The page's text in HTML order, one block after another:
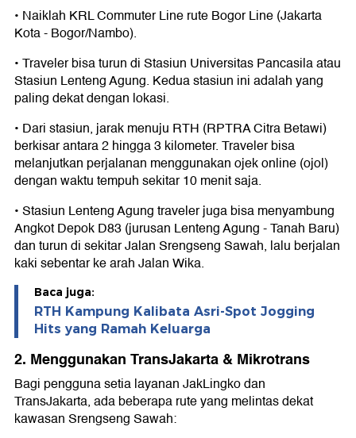
• Naiklah KRL Commuter Line rute Bogor Line (Jakarta
Kota - Bogor/Nambo).
• Traveler bisa turun di Stasiun Universitas Pancasila atau
Stasiun Lenteng Agung. Kedua stasiun ini adalah yang
paling dekat dengan lokasi.
• Dari stasiun, jarak menuju RTH (RPTRA Citra Betawi)
berkisar antara 2 hingga 3 kilometer. Traveler bisa
melanjutkan perjalanan menggunakan ojek online (ojol)
dengan waktu tempuh sekitar 10 menit saja.
• Stasiun Lenteng Agung traveler juga bisa menyambung
Angkot Depok D83 (jurusan Lenteng Agung - Tanah Baru)
dan turun di sekitar Jalan Srengseng Sawah, lalu berjalan
kaki sebentar ke arah Jalan Wika.
Baca juga:
RTH Kampung Kalibata Asri-Spot Jogging
Hits yang Ramah Keluarga
2. Menggunakan TransJakarta & Mikrotrans
Bagi pengguna setia layanan JakLingko dan
TransJakarta, ada beberapa rute yang melintas dekat
kawasan Srengseng Sawah: